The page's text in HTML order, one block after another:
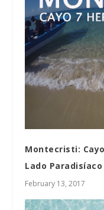
Montecristi:
Lado Paradisíaco
February 13, 2017